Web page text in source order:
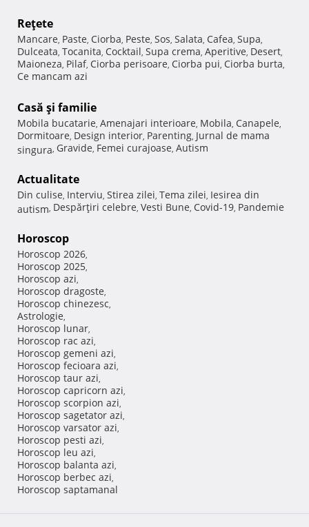
Reţete
Mancare, Paste, Ciorba, Peste, Sos, Salata, Cafea, Supa,
Dulceata, Tocanita, Cocktail, Supa crema, Aperitive, Desert,
Maioneza, Pilaf, Ciorba perisoare, Ciorba pui, Ciorba burta,
Ce mancam azi
Casă şi familie
Mobila bucatarie, Amenajari interioare, Mobila, Canapele,
Dormitoare, Design interior, Parenting, Jurnal de mama
singura, Gravide, Femei curajoase, Autism
Actualitate
Din culise, Interviu, Stirea zilei, Tema zilei, Iesirea din
autism, Despărţiri celebre, Vesti Bune, Covid-19, Pandemie
Horoscop
Horoscop 2026,
Horoscop 2025,
Horoscop azi,
Horoscop dragoste,
Horoscop chinezesc,
Astrologie,
Horoscop lunar,
Horoscop rac azi,
Horoscop gemeni azi,
Horoscop fecioara azi,
Horoscop taur azi,
Horoscop capricorn azi,
Horoscop scorpion azi,
Horoscop sagetator azi,
Horoscop varsator azi,
Horoscop pesti azi,
Horoscop leu azi,
Horoscop balanta azi,
Horoscop berbec azi,
Horoscop saptamanal